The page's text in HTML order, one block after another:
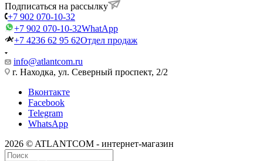
Подписаться на рассылку
+7 902 070-10-32
+7 902 070-10-32WhatApp
+7 4236 62 95 62Отдел продаж
info@atlantcom.ru
г. Находка, ул. Северный проспект, 2/2
Вконтакте
Facebook
Telegram
WhatsApp
2026 © ATLANTCOM - интернет-магазин